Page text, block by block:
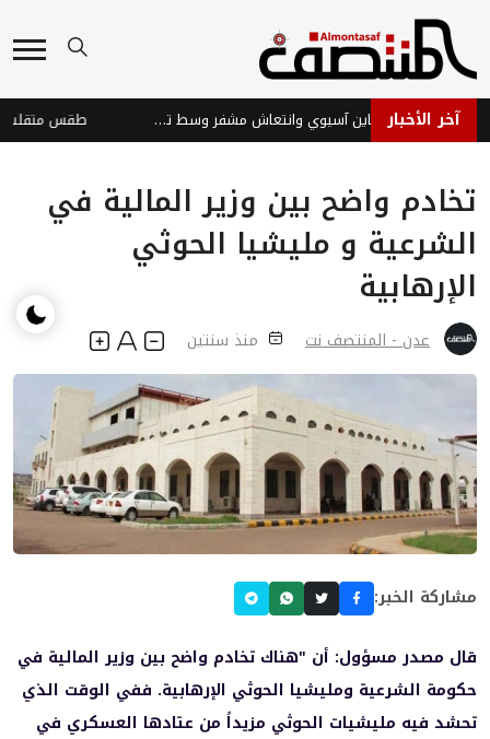
آخر الأخبار الأسواق العالمية: تباين آسيوي وانتعاش مشفر وسط تحديات
تخادم واضح بين وزير المالية في
الشرعية و مليشيا الحوثي
الإرهابية
عدن - المنتصف نت منذ سنتين
مشاركة الخبر:
قال مصدر مسؤول: أن "هناك تخادم واضح بين وزير المالية في
حكومة الشرعية ومليشيا الحوثي الإرهابية. ففي الوقت الذي
تحشد فيه مليشيات الحوثي مزيداً من عتادها العسكري في